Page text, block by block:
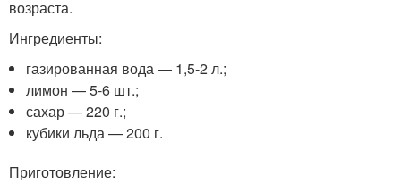
возраста.
Ингредиенты:
газированная вода — 1,5-2 л.;
лимон — 5-6 шт.;
сахар — 220 г.;
кубики льда — 200 г.
Приготовление: